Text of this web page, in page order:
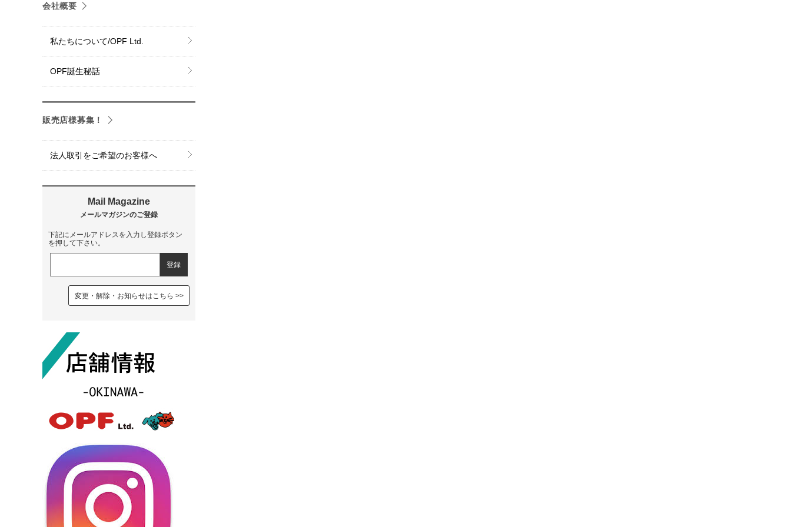
会社概要
私たちについて/OPF Ltd.
OPF誕生秘話
販売店様募集！
法人取引をご希望のお客様へ
下記にメールアドレスを入力し登録ボタン
を押して下さい。
変更・解除・お知らせはこちら